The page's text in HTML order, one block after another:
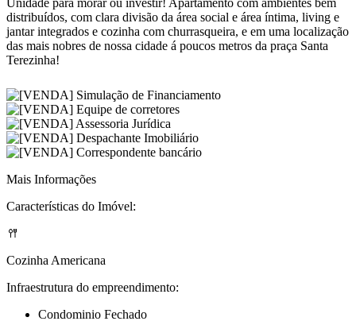
distribuídos, com clara divisão da área social e área íntima, living e
jantar integrados e cozinha com churrasqueira, e em uma localização
das mais nobres de nossa cidade á poucos metros da praça Santa
Terezinha!
Mais Informações
Características do Imóvel:
Cozinha Americana
Infraestrutura do empreendimento:
Condominio Fechado